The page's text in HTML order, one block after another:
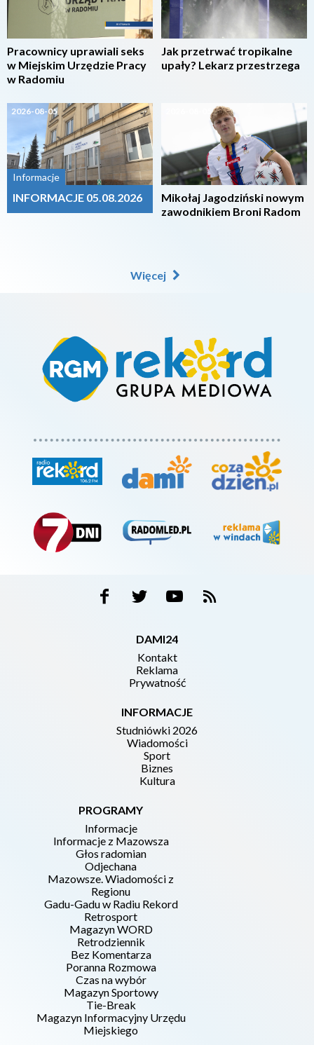
Pracownicy uprawiali seks
w Miejskim Urzędzie Pracy
w Radomiu
2026-08-05
Informacje
INFORMACJE 05.08.2026
Jak przetrwać tropikalne
upały? Lekarz przestrzega
2026-08-05
Mikołaj Jagodziński nowym
zawodnikiem Broni Radom
Więcej
DAMI24
Kontakt
Reklama
Prywatność
INFORMACJE
Studniówki 2026
Wiadomości
Sport
Biznes
Kultura
PROGRAMY
Informacje
Informacje z Mazowsza
Głos radomian
Odjechana
Mazowsze. Wiadomości z
Regionu
Gadu-Gadu w Radiu Rekord
Retrosport
Magazyn WORD
Retrodziennik
Bez Komentarza
Poranna Rozmowa
Czas na wybór
Magazyn Sportowy
Tie-Break
Magazyn Informacyjny Urzędu
Miejskiego